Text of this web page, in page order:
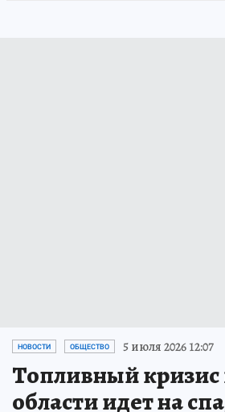
НОВОСТИ ОБЩЕСТВО 5 июля 2026 12:07
Топливный
области идет на